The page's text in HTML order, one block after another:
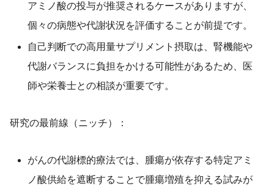
アミノ酸の投与が推奨されるケースがありますが、
個々の病態や代謝状況を評価することが前提です。
自己判断での高用量サプリメント摂取は、腎機能や
代謝バランスに負担をかける可能性があるため、医
師や栄養士との相談が重要です。
研究の最前線（ニッチ）：
がんの代謝標的療法では、腫瘍が依存する特定アミ
ノ酸供給を遮断することで腫瘍増殖を抑える試みが